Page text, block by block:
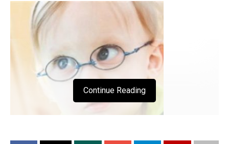
Continue Reading